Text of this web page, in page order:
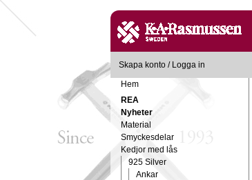
Skapa konto / Logga in
Hem
REA
Nyheter
Material
Smyckesdelar
Kedjor med lås
925 Silver
Ankar